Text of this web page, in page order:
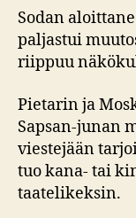
Sodan
paljastui
riippuu
Pietarin ja
Sapsan-junan
viestejään
tuo kana- tai
taatelikeksin.